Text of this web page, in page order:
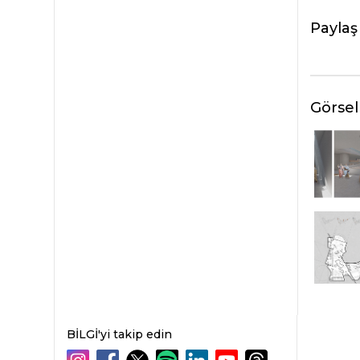
Paylaş
BİLGİ'yi takip edin